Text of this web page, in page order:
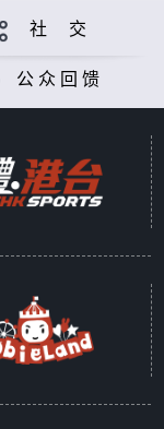
社 交
公众回馈